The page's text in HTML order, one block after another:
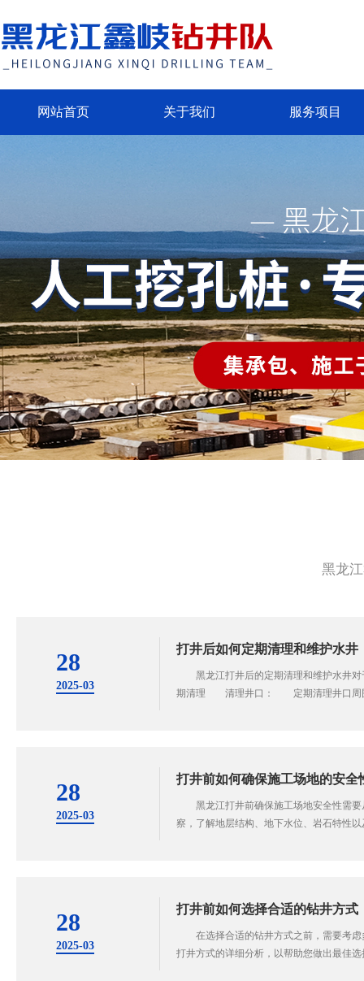
网站首页 关于我们 服务项目
黑龙
28
2025-03
打井后如何定期清理和维护水井
黑龙江打井后的定期清理和维护水井对
期清理 清理井口： 定期清理井口周围
28
2025-03
打井前如何确保施工场地的安全
黑龙江打井前确保施工场地安全性需
察，了解地层结构、地下水位、岩石特性
28
2025-03
打井前如何选择合适的钻井方式
在选择合适的钻井方式之前，需要考虑
打井方式的详细分析，以帮助您做出最